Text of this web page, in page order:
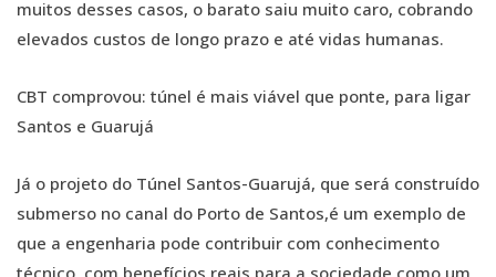
muitos desses casos, o barato saiu muito caro, cobrando
elevados custos de longo prazo e até vidas humanas.
CBT comprovou: túnel é mais viável que ponte, para ligar
Santos e Guarujá
Já o projeto do Túnel Santos-Guarujá, que será construído
submerso no canal do Porto de Santos,é um exemplo de
que a engenharia pode contribuir com conhecimento